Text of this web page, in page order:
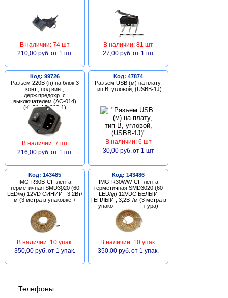
В наличии: 74 шт
210,00 руб. от 1 шт
В наличии: 81 шт
27,00 руб. от 1 шт
Код: 99726
Разъем 220В (п) на блок 3
конт., под винт,
держ.предохр.,с
выключателем (AC-014)
(KLS1-AS-303-1)
В наличии: 7 шт
216,00 руб. от 1 шт
Код: 47874
Разъем USB (м) на плату,
тип В, угловой, (USBB-1J)
В наличии: 6 шт
30,00 руб. от 1 шт
Код: 143485
IMG-R30B-CF-лента
герметичная SMD3020 (60
LED/м) 12VD СИНИЙ , 3,2Вт/
м (3 метра в упаковке +
фурнитура)
В наличии: 10 упак.
350,00 руб. от 1 упак.
Код: 143486
IMG-R30WW-CF-лента
герметичная SMD3020 (60
LED/м) 12VDC БЕЛЫЙ
ТЕПЛЫЙ , 3,2Вт/м (3 метра в
упаковке + фурнитура)
В наличии: 10 упак.
350,00 руб. от 1 упак.
Телефоны: